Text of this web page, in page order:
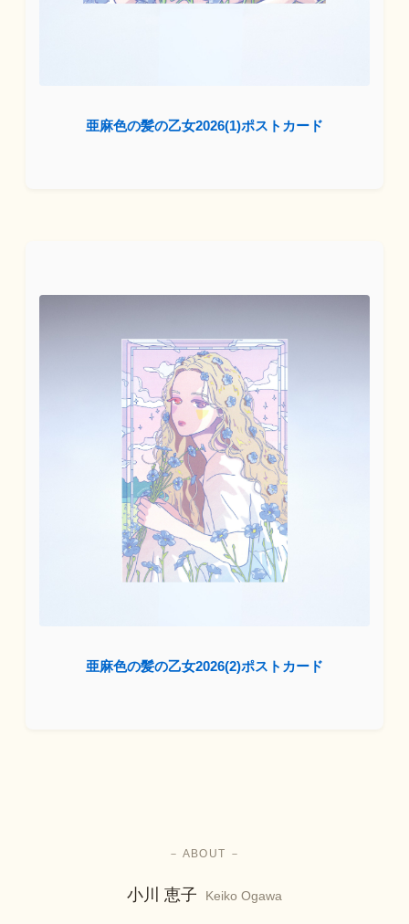
亜麻色の髪の乙女2026(1)ポストカード
亜麻色の髪の乙女2026(2)ポストカード
－ ABOUT －
小川 恵子 Keiko Ogawa